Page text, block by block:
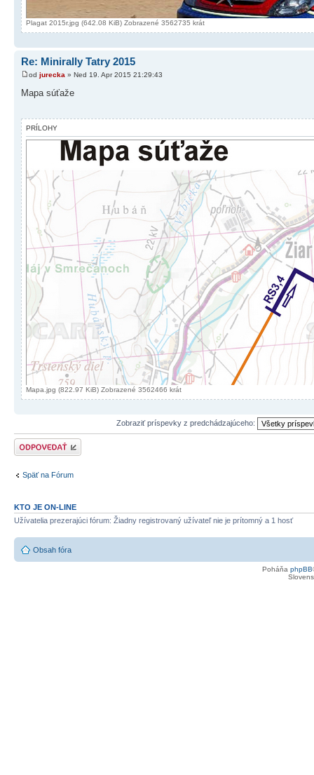
Plagat 2015r.jpg (642.08 KiB) Zobrazené 3562735 krát
Re: Minirally Tatry 2015
od jurecka » Ned 19. Apr 2015 21:29:43
Mapa súťaže
PRÍLOHY
Mapa.jpg (822.97 KiB) Zobrazené 3562466 krát
Zobraziť príspevky z predchádzajúceho:
Odoslať odpoveď
Späť na Fórum
KTO JE ON-LINE
Užívatelia prezerajúci fórum: Žiadny registrovaný užívateľ nie je prítomný a 1 hosť
Obsah fóra
Poháňa phpBB